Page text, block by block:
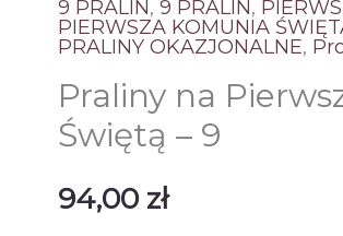
9 PRALIN, 9 PRALIN,
PIERWSZA KOMUNIA
PRALINY OKAZJONALNE,
Praliny na
Świętą – 9
94,00 zł